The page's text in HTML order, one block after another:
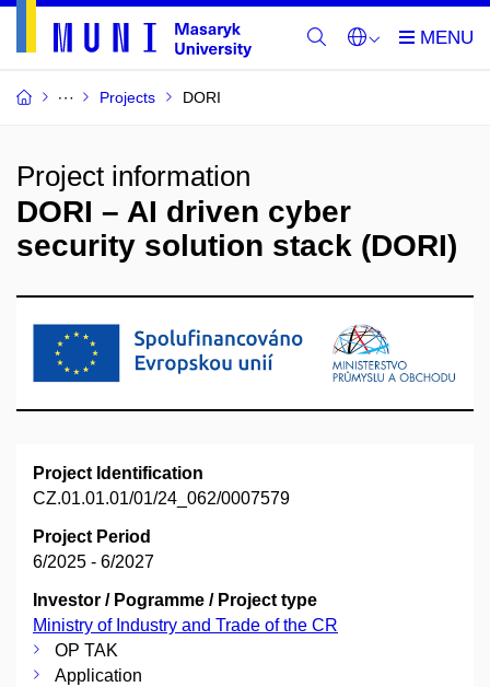
Projects DORI
Project information
DORI – AI driven cyber
security solution stack (DORI)
Project Identification
CZ.01.01.01/01/24_062/0007579
Project Period
6/2025 - 6/2027
Investor / Pogramme / Project type
Ministry of Industry and Trade of the CR
OP TAK
Application